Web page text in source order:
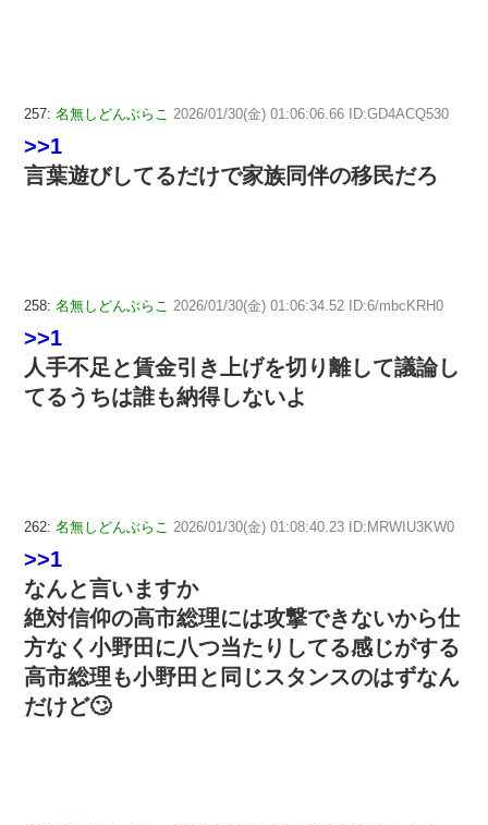
257: 名無しどんぶらこ 2026/01/30(金) 01:06:06.66 ID:GD4ACQ530
>>1
言葉遊びしてるだけで家族同伴の移民だろ
258: 名無しどんぶらこ 2026/01/30(金) 01:06:34.52 ID:6/mbcKRH0
>>1
人手不足と賃金引き上げを切り離して議論し
てるうちは誰も納得しないよ
262: 名無しどんぶらこ 2026/01/30(金) 01:08:40.23 ID:MRWIU3KW0
>>1
なんと言いますか
絶対信仰の高市総理には攻撃できないから仕
方なく小野田に八つ当たりしてる感じがする
高市総理も小野田と同じスタンスのはずなん
だけど🙄